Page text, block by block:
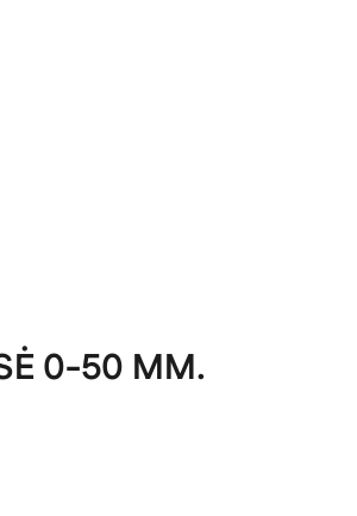
0-50 MM.